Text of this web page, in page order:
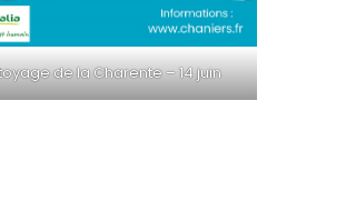
de la Charente – 14 juin